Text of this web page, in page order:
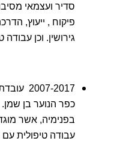
סדיר ועצמאי
פיקוח , ייעוץ,
גירושין. וכן
2007-
כפר הנוער בן שמן.
עבודה טיפולית